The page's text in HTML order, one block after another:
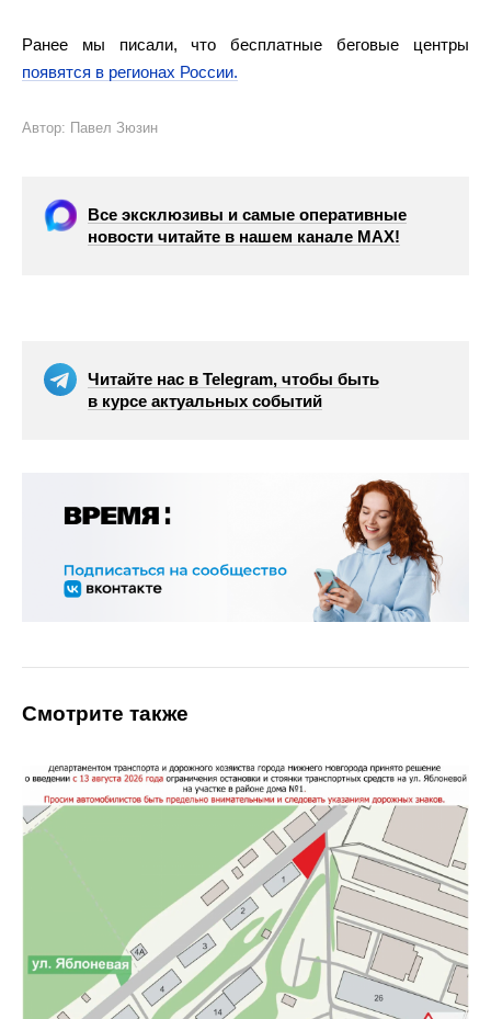
Ранее мы писали, что бесплатные беговые центры
появятся в регионах России.
Автор: Павел Зюзин
Все эксклюзивы и самые оперативные
новости читайте в нашем канале МАХ!
Читайте нас в Telegram, чтобы быть
в курсе актуальных событий
Смотрите также